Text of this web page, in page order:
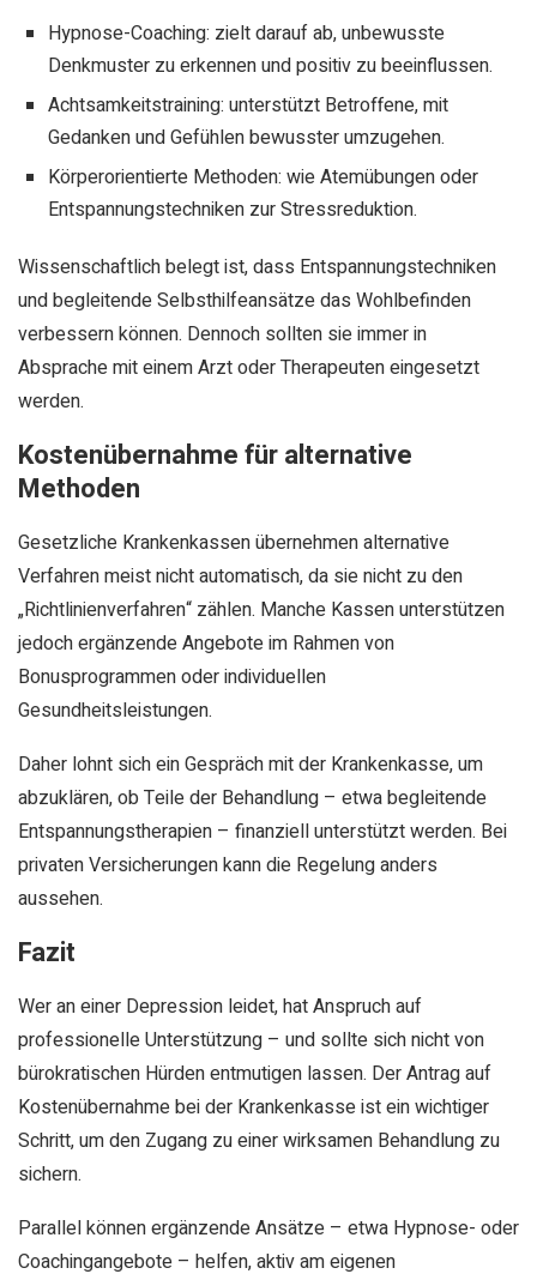
Hypnose-Coaching: zielt darauf ab, unbewusste
Denkmuster zu erkennen und positiv zu beeinflussen.
Achtsamkeitstraining: unterstützt Betroffene, mit
Gedanken und Gefühlen bewusster umzugehen.
Körperorientierte Methoden: wie Atemübungen oder
Entspannungstechniken zur Stressreduktion.
Wissenschaftlich belegt ist, dass Entspannungstechniken
und begleitende Selbsthilfeansätze das Wohlbefinden
verbessern können. Dennoch sollten sie immer in
Absprache mit einem Arzt oder Therapeuten eingesetzt
werden.
Kostenübernahme für alternative
Methoden
Gesetzliche Krankenkassen übernehmen alternative
Verfahren meist nicht automatisch, da sie nicht zu den
„Richtlinienverfahren“ zählen. Manche Kassen unterstützen
jedoch ergänzende Angebote im Rahmen von
Bonusprogrammen oder individuellen
Gesundheitsleistungen.
Daher lohnt sich ein Gespräch mit der Krankenkasse, um
abzuklären, ob Teile der Behandlung – etwa begleitende
Entspannungstherapien – finanziell unterstützt werden. Bei
privaten Versicherungen kann die Regelung anders
aussehen.
Fazit
Wer an einer Depression leidet, hat Anspruch auf
professionelle Unterstützung – und sollte sich nicht von
bürokratischen Hürden entmutigen lassen. Der Antrag auf
Kostenübernahme bei der Krankenkasse ist ein wichtiger
Schritt, um den Zugang zu einer wirksamen Behandlung zu
sichern.
Parallel können ergänzende Ansätze – etwa Hypnose- oder
Coachingangebote – helfen, aktiv am eigenen